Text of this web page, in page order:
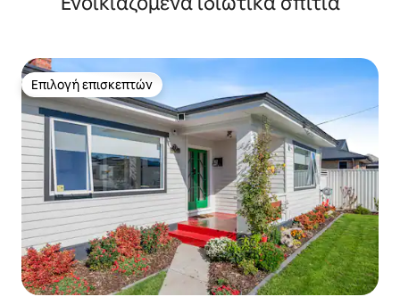
Επιλογή επισκεπτών
Επιλογή επισκεπτών